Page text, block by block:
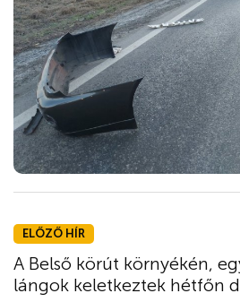
ELŐZŐ HÍR
A Belső körút környékén,
lángok keletkeztek hétfőn